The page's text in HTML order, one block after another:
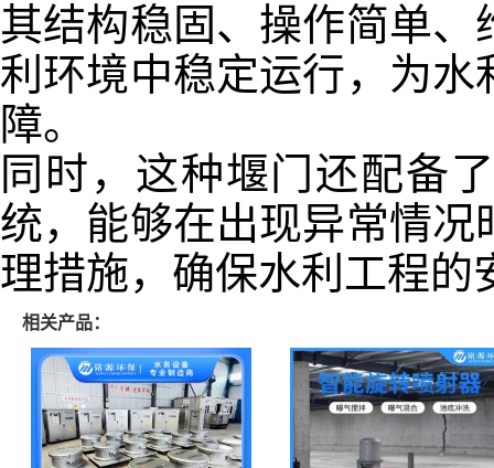
其结构稳固、操作简单
利环境中稳定运行，为
障。
同时，这种堰门还配备
统，能够在出现异常情
理措施，确保水利工程的
相关产品：